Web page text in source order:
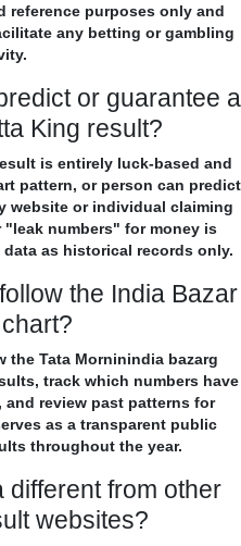
reference purposes only and
any betting or gambling
or guarantee a
King result?
is entirely luck-based and
pattern, or person can predict
website or individual claiming
numbers" for money is
as historical records only.
the India Bazar
the Tata Morninindia bazarg
track which numbers have
and review past patterns for
as a transparent public
throughout the year.
different from other
websites?